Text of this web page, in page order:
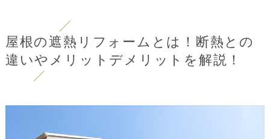
屋根の遮熱リフォームとは！断熱との
違いやメリットデメリットを解説！